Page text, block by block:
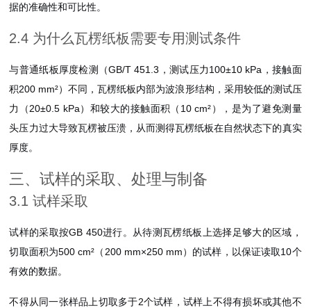
据的准确性和可比性。
2.4 为什么瓦楞纸板需要专用测试条件
与普通纸板厚度检测（GB/T 451.3，测试压力100±10 kPa，接触面
积200 mm²）不同，瓦楞纸板内部为波浪形结构，采用较低的测试压
力（20±0.5 kPa）和较大的接触面积（10 cm²），是为了避免测量
头压力过大导致瓦楞被压溃，从而测得瓦楞纸板在自然状态下的真实
厚度。
三、试样的采取、处理与制备
3.1 试样采取
试样的采取按GB 450进行。从待测瓦楞纸板上选择足够大的区域，
切取面积为500 cm²（200 mm×250 mm）的试样，以保证读取10个
有效的数据。
不得从同一张样品上切取多于2个试样，试样上不得有损坏或其他不